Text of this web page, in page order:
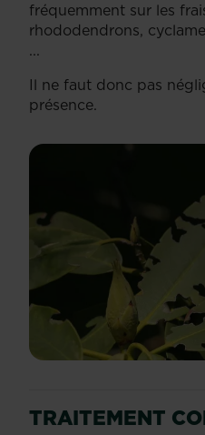
fréquemment sur les
rhododendrons,
...
Il ne faut donc pas
présence.
TRAITEMENT